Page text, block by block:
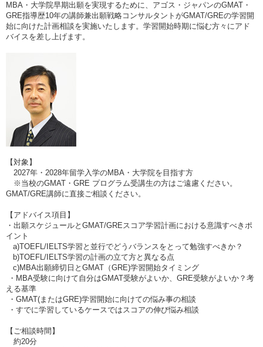
MBA・大学院早期出願を実現するために、アゴス・ジャパンのGMAT・
GRE指導歴10年の講師兼出願戦略コンサルタントがGMAT/GREの学習開
始に向けた計画相談を実施いたします。学習開始時期に悩む方々にアド
バイスを差し上げます。
【対象】
2027年・2028年留学入学のMBA・大学院を目指す方
※当校のGMAT・GRE プログラム受講生の方はご遠慮ください。
GMAT/GRE講師に直接ご相談ください。
【アドバイス項目】
・出願スケジュールとGMAT/GREスコア学習計画における意識すべきポ
イント
a)TOEFL/IELTS学習と並行でどうバランスをとって勉強すべきか？
b)TOEFL/IELTS学習の計画の立て方と異なる点
c)MBA出願締切日とGMAT（GRE)学習開始タイミング
・MBA受験に向けて自分はGMAT受験がよいか、GRE受験がよいか？考
える基準
・GMAT(またはGRE)学習開始に向けての悩み事の相談
・すでに学習しているケースではスコアの伸び悩み相談
【ご相談時間】
約20分